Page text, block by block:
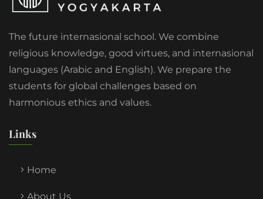
The future internasional school. We combine
religious knowledge, good virtues, and internasional
languages (Arabic and English). We prepare the
students for global challenges based on
harmonious ethics and values.
Links
Home
About Us